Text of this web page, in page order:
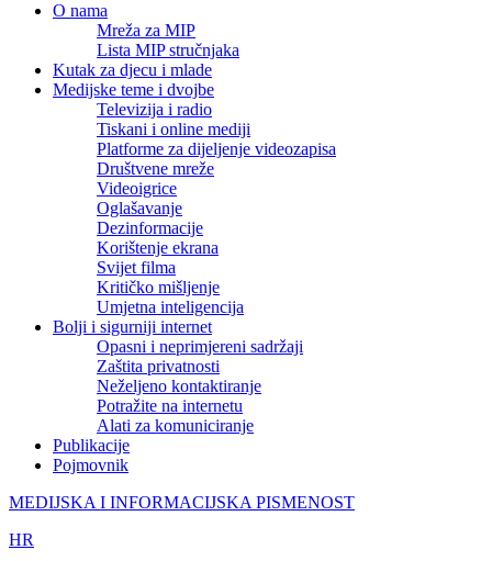
O nama
Mreža za MIP
Lista MIP stručnjaka
Kutak za djecu i mlade
Medijske teme i dvojbe
Televizija i radio
Tiskani i online mediji
Platforme za dijeljenje videozapisa
Društvene mreže
Videoigrice
Oglašavanje
Dezinformacije
Korištenje ekrana
Svijet filma
Kritičko mišljenje
Umjetna inteligencija
Bolji i sigurniji internet
Opasni i neprimjereni sadržaji
Zaštita privatnosti
Neželjeno kontaktiranje
Potražite na internetu
Alati za komuniciranje
Publikacije
Pojmovnik
MEDIJSKA I INFORMACIJSKA PISMENOST
HR